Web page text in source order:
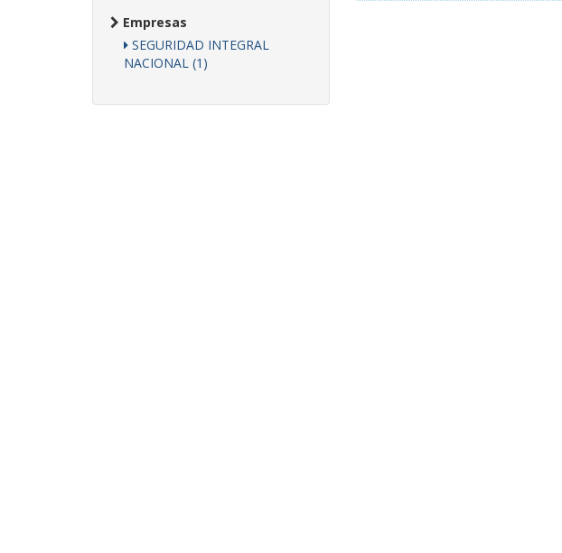
Empresas
SEGURIDAD INTEGRAL
NACIONAL (1)